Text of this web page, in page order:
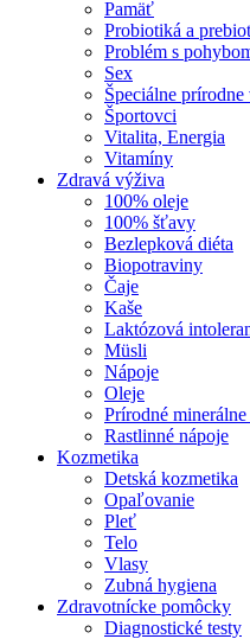
Pamäť
Probiotiká a
Problém s
Sex
Špeciálne
Športovci
Vitalita, Energia
Vitamíny
Zdravá výživa
100% oleje
100% šťavy
Bezlepková diéta
Biopotraviny
Čaje
Kaše
Laktózová
Müsli
Nápoje
Oleje
Prírodné
Rastlinné nápoje
Kozmetika
Detská kozmetika
Opaľovanie
Pleť
Telo
Vlasy
Zubná hygiena
Zdravotnícke pomôcky
Diagnostické testy